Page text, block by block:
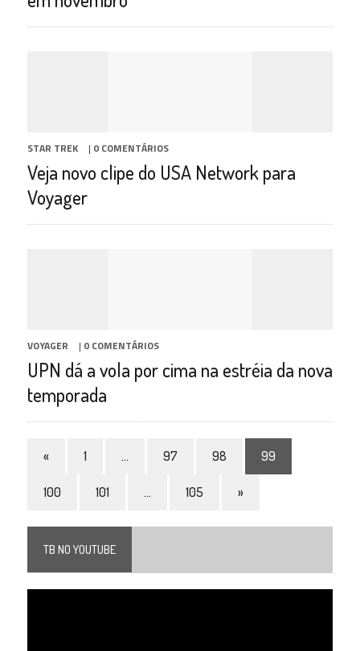
STAR TREK | 0 COMENTÁRIOS
Veja novo clipe do USA Network para
Voyager
VOYAGER | 0 COMENTÁRIOS
UPN dá a vola por cima na estréia da nova
temporada
« 1 … 97 98 99
100 101 … 105 »
TB NO YOUTUBE